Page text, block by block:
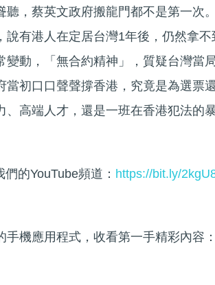
聽，蔡英文政府搬龍門都不是第一次
說有港人在定居台灣1年後，仍然拿
變動，「無合約精神」，質疑台灣當
當初口口聲聲撐香港，究竟是為選票
、高端人才，還是一班在香港犯法的
的YouTube頻道： https://bit.ly/
手機應用程式，收看第一手精彩內容：